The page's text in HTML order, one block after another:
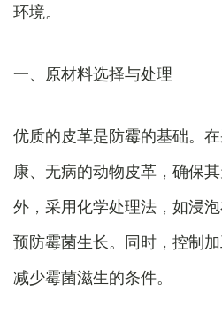
环境。
一、原材料选择与处理
优质的皮革是防霉的基础。
康、无病的动物皮革，确保
外，采用化学处理法，如浸
预防霉菌生长。同时，控制
减少霉菌滋生的条件。